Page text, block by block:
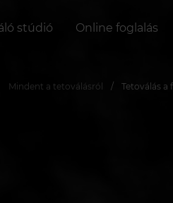
stúdió Online foglalás
Mindent a tetoválásról Tetoválás a